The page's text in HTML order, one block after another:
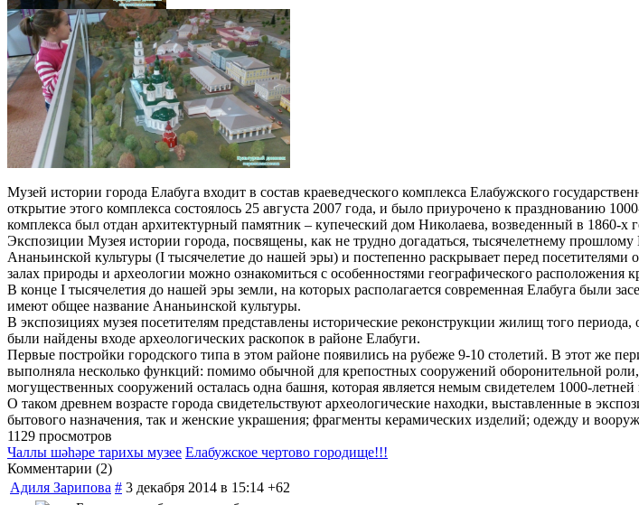
Музей истории города Елабуга входит в состав краеведческого комплекса Елабужского
открытие этого комплекса состоялось 25 августа 2007 года, и было приурочено к празднованию
комплекса был отдан архитектурный памятник – купеческий дом Николаева, возведенный в 1860-х
Экспозиции Музея истории города, посвящены, как не трудно догадаться, тысячелетнему
Ананьинской культуры (I тысячелетие до нашей эры) и постепенно раскрывает перед
залах природы и археологии можно ознакомиться с особенностями географического расположения
В конце I тысячелетия до нашей эры земли, на которых располагается современная Елабуга были
имеют общее название Ананьинской культуры.
В экспозициях музея посетителям представлены исторические реконструкции жилищ того
были найдены входе археологических раскопок в районе Елабуги.
Первые постройки городского типа в этом районе появились на рубеже 9-10 столетий. В этот же
выполняла несколько функций: помимо обычной для крепостных сооружений оборонительной
могущественных сооружений осталась одна башня, которая является немым свидетелем 1000-
О таком древнем возрасте города свидетельствуют археологические находки, выставленные в
бытового назначения, так и женские украшения; фрагменты керамических изделий; одежду и
1129 просмотров
Чаллы шәһәре тарихы музее Елабужское чертово городище!!!
Комментарии (2)
Адиля Зарипова # 3 декабря 2014 в 15:14 +62